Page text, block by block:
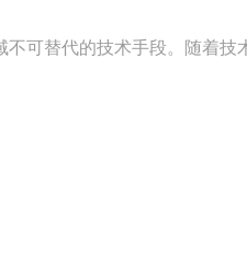
不可替代的技术手段。随着技